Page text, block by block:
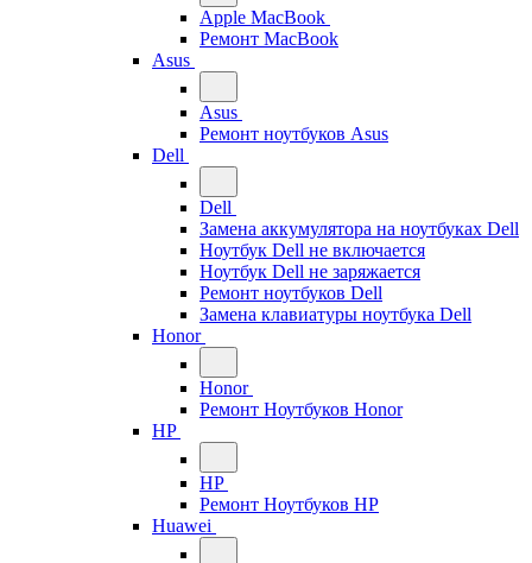
Apple MacBook
Ремонт MacBook
Asus
Asus
Ремонт ноутбуков Asus
Dell
Dell
Замена аккумулятора на ноутбуках Dell
Ноутбук Dell не включается
Ноутбук Dell не заряжается
Ремонт ноутбуков Dell
Замена клавиатуры ноутбука Dell
Honor
Honor
Ремонт Ноутбуков Honor
HP
HP
Ремонт Ноутбуков HP
Huawei